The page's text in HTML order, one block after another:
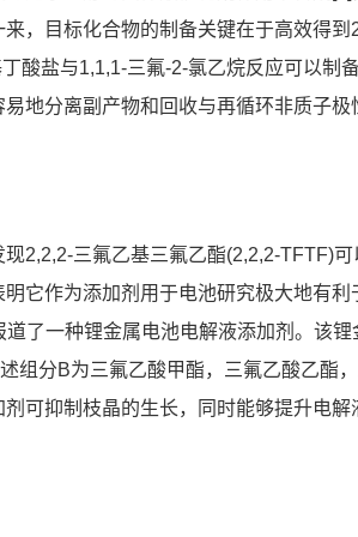
，目标化合物的制备关键在于高效得
酸盐与1,1,1-三氟-2-氯乙烷反应可以制
地分离副产物和回收与再循环非质子极
2,2,2-三氟乙基三氟乙酯(2,2,2-TFTF)
它作为添加剂用于电池研究极大地有
了一种锂金属电池电解液添加剂。该
组分B为三氟乙酸甲酯，三氟乙酸乙酯
可抑制枝晶的生长，同时能够提升电